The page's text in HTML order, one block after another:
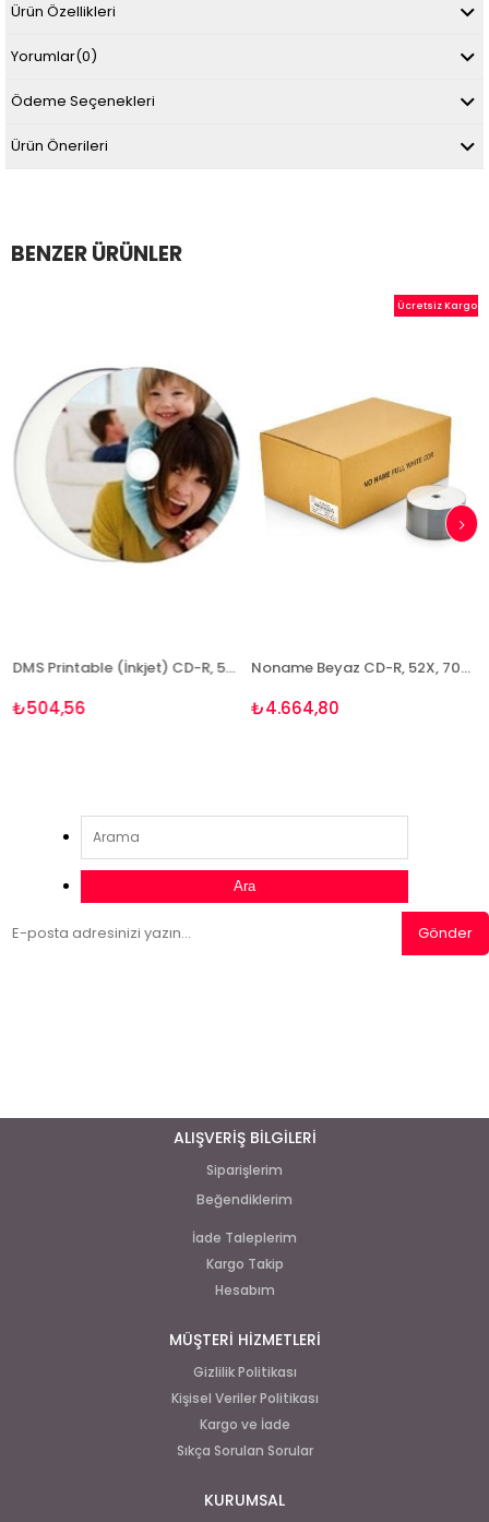
Ürün Özellikleri
Yorumlar(0)
Ödeme Seçenekleri
Ürün Önerileri
BENZER ÜRÜNLER
DMS Printable (İnkjet) CD-R, 52X, 700MB, 50'li Paket
₺504,56
Noname Beyaz CD-R, 52X, 700MB, 600 Adet / Koli
₺4.664,80
Ücretsiz Kargo
Ara
Gönder
ALIŞVERİŞ BİLGİLERİ
Siparişlerim
Beğendiklerim
İade Taleplerim
Kargo Takip
Hesabım
MÜŞTERİ HİZMETLERİ
Gizlilik Politikası
Kişisel Veriler Politikası
Kargo ve İade
Sıkça Sorulan Sorular
KURUMSAL